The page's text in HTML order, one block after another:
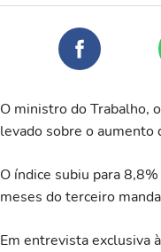
O ministro do Trabalho,
levado sobre o aumento
O índice subiu para
meses do terceiro
Em entrevista exclusiva